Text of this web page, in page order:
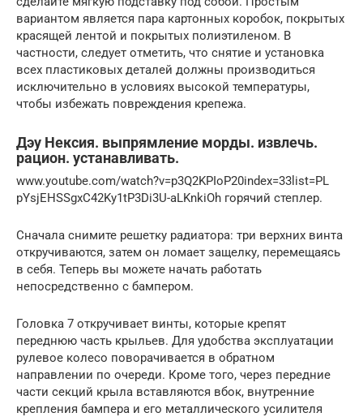
вариантом является пара картонных коробок, покрытых
красящей лентой и покрытых полиэтиленом. В
частности, следует отметить, что снятие и установка
всех пластиковых деталей должны производиться
исключительно в условиях высокой температуры,
чтобы избежать повреждения крепежа.
Дэу Нексия. выпрямление морды. извлечь.
рацион. устанавливать.
www.youtube.com/watch?v=p3Q2KPIoP20index=33list=PL
pYsjEHSSgxC42Ky1tP3Di3U-aLKnkiOh горячий степлер.
Сначала снимите решетку радиатора: три верхних винта
откручиваются, затем он ломает защелку, перемещаясь
в себя. Теперь вы можете начать работать
непосредственно с бампером.
Головка 7 откручивает винты, которые крепят
переднюю часть крыльев. Для удобства эксплуатации
рулевое колесо поворачивается в обратном
направлении по очереди. Кроме того, через передние
части секций крыла вставляются вбок, внутренние
крепления бампера и его металлического усилителя